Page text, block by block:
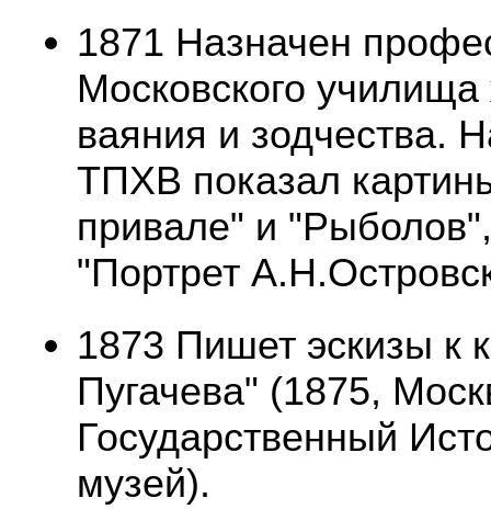
1871 Назначен
Московского
ваяния и зодчества.
ТПХВ показал
привале" и
"Портрет
1873 Пишет эскизы к
Пугачева" (1875,
Государственный
музей).